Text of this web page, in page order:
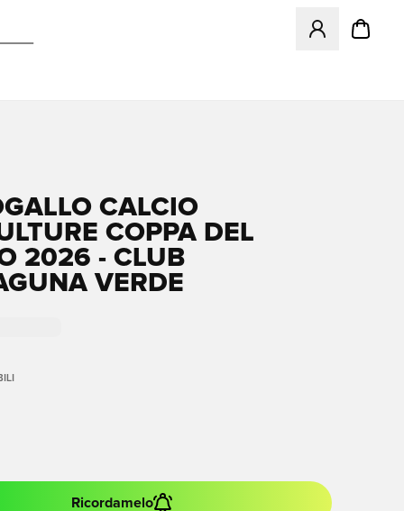
Apre una
CALCIO
COPPA DEL
2026 - CLUB
VERDE
Ricordamelo